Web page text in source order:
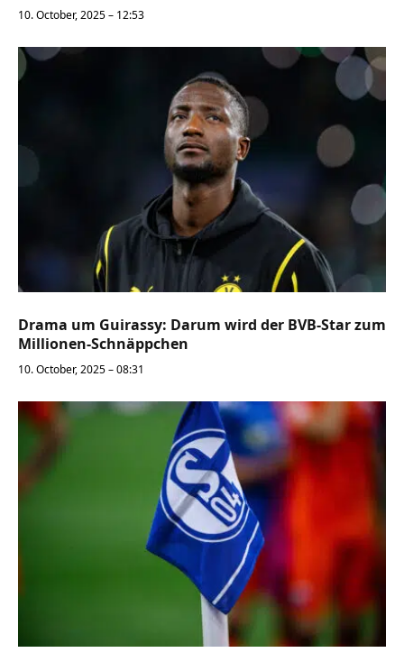
10. October, 2025 – 12:53
Drama um Guirassy: Darum wird der BVB-Star zum
Millionen-Schnäppchen
10. October, 2025 – 08:31